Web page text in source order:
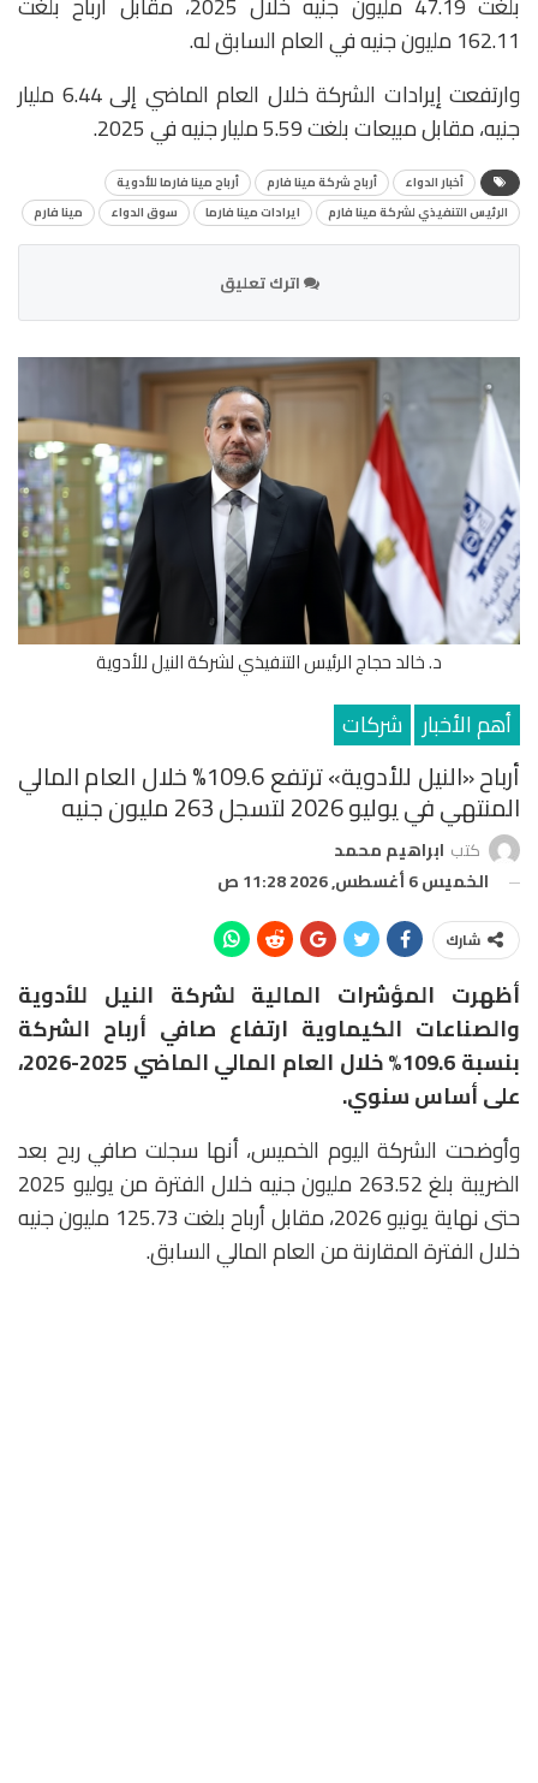
162.11 مليون جنيه في العام السابق له.
وارتفعت إيرادات الشركة خلال العام الماضي إلى 6.44 مليار
جنيه، مقابل مبيعات بلغت 5.59 مليار جنيه في 2025.
أخبار الدواء أرباح شركة مينا فارم
أرباح مينا فارما للأدوية
الرئيس التنفيذي لشركة مينا فارم
ايرادات مينا فارما سوق الدواء مينا فارم
اترك تعليق
د. خالد حجاج الرئيس التنفيذي لشركة النيل للأدوية
أهم الأخبار شركات
أرباح «النيل للأدوية» ترتفع 109.6% خلال العام المالي
المنتهي في يوليو 2026 لتسجل 263 مليون جنيه
كتب ابراهيم محمد
الخميس 6 أغسطس, 2026 11:28 ص
شارك
أظهرت المؤشرات المالية لشركة النيل للأدوية
والصناعات الكيماوية ارتفاع صافي أرباح الشركة
بنسبة 109.6% خلال العام المالي الماضي 2025-2026،
على أساس سنوي.
وأوضحت الشركة اليوم الخميس، أنها سجلت صافي ربح بعد
الضريبة بلغ 263.52 مليون جنيه خلال الفترة من يوليو 2025
حتى نهاية يونيو 2026، مقابل أرباح بلغت 125.73 مليون جنيه
خلال الفترة المقارنة من العام المالي السابق.